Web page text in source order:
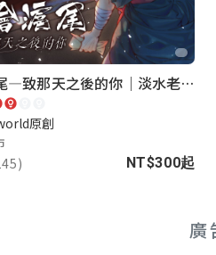
再會滬尾—致那天之後的你｜淡水老街實境遊戲｜實體遊戲盒
原創
NT$300起
廣